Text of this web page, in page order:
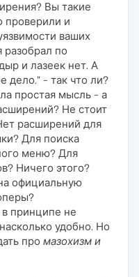
Вы такие
проверили и
ваших
разобрал по
и лазеек нет. А
дело." - так что ли?
простая мысль - а
Не стоит
расширений для
Для поиска
меню? Для
Ничего этого?
официальную
принципе не
удобно. Но
про мазохизм и